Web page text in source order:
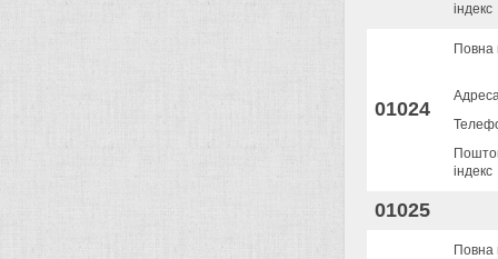
індекс
01024
Повна
індекс
01025
Повна